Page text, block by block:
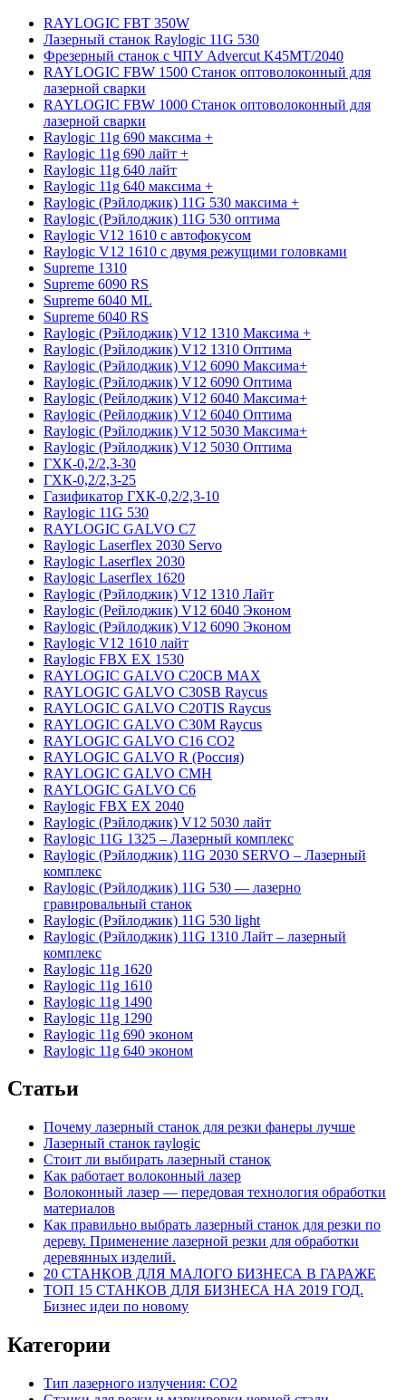
RAYLOGIC FBT 350W
Лазерный станок Raylogic 11G 530
Фрезерный станок с ЧПУ Advercut K45MT/2040
RAYLOGIC FBW 1500 Станок оптоволоконный для
лазерной сварки
RAYLOGIC FBW 1000 Станок оптоволоконный для
лазерной сварки
Raylogic 11g 690 максима +
Raylogic 11g 690 лайт +
Raylogic 11g 640 лайт
Raylogic 11g 640 максима +
Raylogic (Рэйлоджик) 11G 530 максима +
Raylogic (Рэйлоджик) 11G 530 оптима
Raylogic V12 1610 с автофокусом
Raylogic V12 1610 с двумя режущими головками
Supreme 1310
Supreme 6090 RS
Supreme 6040 ML
Supreme 6040 RS
Raylogic (Рэйлоджик) V12 1310 Максима +
Raylogic (Рэйлоджик) V12 1310 Оптима
Raylogic (Рэйлоджик) V12 6090 Максима+
Raylogic (Рэйлоджик) V12 6090 Оптима
Raylogic (Рейлоджик) V12 6040 Максима+
Raylogic (Рейлоджик) V12 6040 Оптима
Raylogic (Рэйлоджик) V12 5030 Максима+
Raylogic (Рэйлоджик) V12 5030 Оптима
ГХК-0,2/2,3-30
ГХК-0,2/2,3-25
Газификатор ГХК-0,2/2,3-10
Raylogic 11G 530
RAYLOGIC GALVO С7
Raylogic Laserflex 2030 Servo
Raylogic Laserflex 2030
Raylogic Laserflex 1620
Raylogic (Рэйлоджик) V12 1310 Лайт
Raylogic (Рейлоджик) V12 6040 Эконом
Raylogic (Рэйлоджик) V12 6090 Эконом
Raylogic V12 1610 лайт
Raylogic FBX EX 1530
RAYLOGIC GALVO С20CB MAX
RAYLOGIC GALVO С30SB Raycus
RAYLOGIC GALVO C20TIS Raycus
RAYLOGIC GALVO С30M Raycus
RAYLOGIC GALVO С16 CO2
RAYLOGIC GALVO R (Россия)
RAYLOGIC GALVO CMH
RAYLOGIC GALVO С6
Raylogic FBX EX 2040
Raylogic (Рэйлоджик) V12 5030 лайт
Raylogic 11G 1325 – Лазерный комплекс
Raylogic (Рэйлоджик) 11G 2030 SERVO – Лазерный
комплекс
Raylogic (Рэйлоджик) 11G 530 — лазерно
гравировальный станок
Raylogic (Рэйлоджик) 11G 530 light
Raylogic (Рэйлоджик) 11G 1310 Лайт – лазерный
комплекс
Raylogic 11g 1620
Raylogic 11g 1610
Raylogic 11g 1490
Raylogic 11g 1290
Raylogic 11g 690 эконом
Raylogic 11g 640 эконом
Статьи
Почему лазерный станок для резки фанеры лучше
Лазерный станок raylogic
Стоит ли выбирать лазерный станок
Как работает волоконный лазер
Волоконный лазер — передовая технология обработки
материалов
Как правильно выбрать лазерный станок для резки по
дереву. Применение лазерной резки для обработки
деревянных изделий.
20 СТАНКОВ ДЛЯ МАЛОГО БИЗНЕСА В ГАРАЖЕ
ТОП 15 СТАНКОВ ДЛЯ БИЗНЕСА НА 2019 ГОД.
Бизнес идеи по новому
Категории
Тип лазерного излучения: СО2